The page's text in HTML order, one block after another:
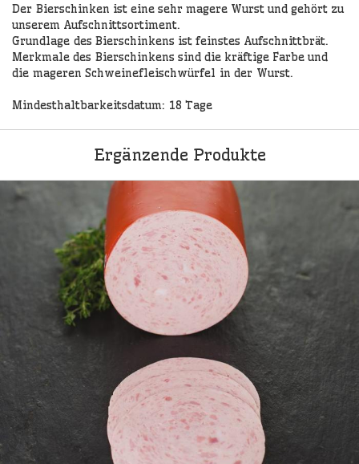
Der Bierschinken ist eine sehr magere Wurst und gehört zu
unserem Aufschnittsortiment.
Grundlage des Bierschinkens ist feinstes Aufschnittbrät.
Merkmale des Bierschinkens sind die kräftige Farbe und
die mageren Schweinefleischwürfel in der Wurst.
Mindesthaltbarkeitsdatum: 18 Tage
Ergänzende Produkte